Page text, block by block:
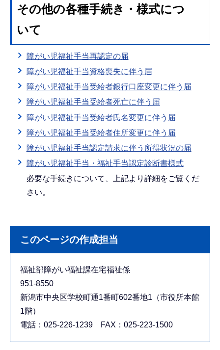
その他の各種手続き・様式につ
いて
障がい児福祉手当再認定の届
障がい児福祉手当資格喪失に伴う届
障がい児福祉手当受給者銀行口座変更に伴う届
障がい児福祉手当受給者死亡に伴う届
障がい児福祉手当受給者氏名変更に伴う届
障がい児福祉手当受給者住所変更に伴う届
障がい児福祉手当認定請求に伴う所得状況の届
障がい児福祉手当・福祉手当認定診断書様式
必要な手続きについて、上記より詳細をご覧くだ
さい。
このページの作成担当
福祉部障がい福祉課在宅福祉係
951-8550
新潟市中央区学校町通1番町602番地1（市役所本館
1階）
電話：025-226-1239 FAX：025-223-1500